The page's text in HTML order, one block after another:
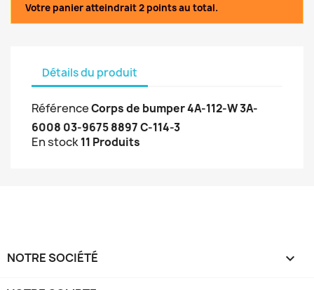
Votre panier atteindrait 2 points au total.
Détails du produit
RéférenceCorps de bumper 4A-112-W 3A-
6008 03-9675 8897 C-114-3
En stock11 Produits
NOTRE SOCIÉTÉ 